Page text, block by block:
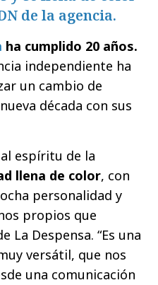
de la agencia.
ha cumplido 20 años.
independiente ha
un cambio de
década con sus
espíritu de la
llena de color, con
personalidad y
propios que
La Despensa. “Es una
versátil, que nos
una comunicación